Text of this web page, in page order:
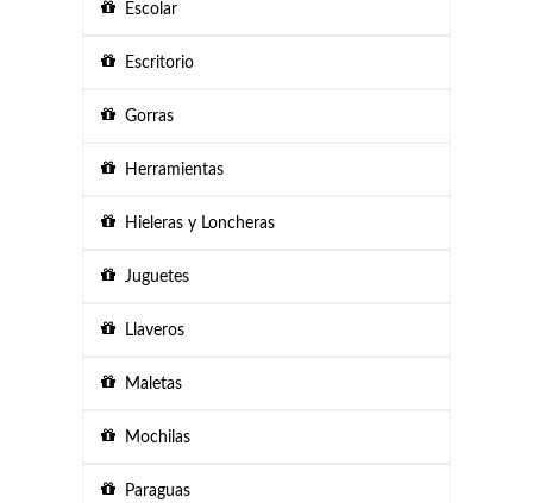
Escolar
Escritorio
Gorras
Herramientas
Hieleras y Loncheras
Juguetes
Llaveros
Maletas
Mochilas
Paraguas